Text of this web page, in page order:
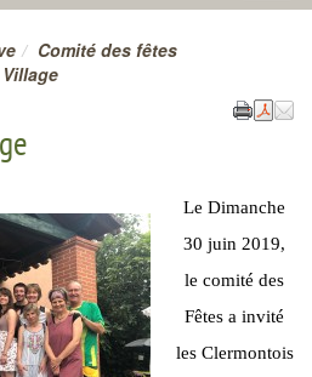
Comité des fêtes
Le Dimanche
30 juin 2019,
le comité des
Fêtes a invité
les Clermontois